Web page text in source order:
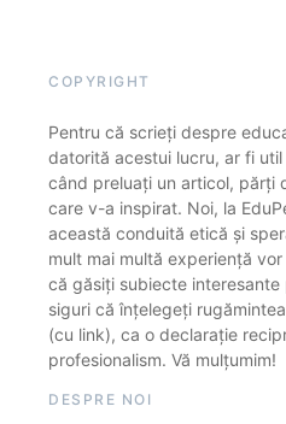
COPYRIGHT
Pentru că scrieți despre
datorită acestui lucru, ar fi
când preluați un articol, părți
care v-a inspirat. Noi, la
această conduită etică și
mult mai multă experiență
că găsiți subiecte interesante
siguri că înțelegeți
(cu link), ca o declarație
profesionalism. Vă mulțumim!
DESPRE NOI